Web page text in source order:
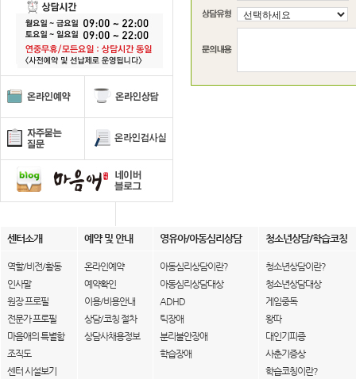
센터소개 예약 및 안내 영유아/아동심리상담 청소년상담/학습코칭
역할/비전/활동
인사말
원장 프로필
전문가 프로필
마음애의 특별함
조직도
센터 시설보기
온라인예약
예약확인
이용/비용안내
상담/코칭 절차
상담사채용정보
아동심리상담이란?
아동심리상담대상
ADHD
틱장애
분리불안장애
학습장애
청소년상담이란?
청소년상담대상
게임중독
왕따
대인기피증
사춘기증상
학습코칭이란?